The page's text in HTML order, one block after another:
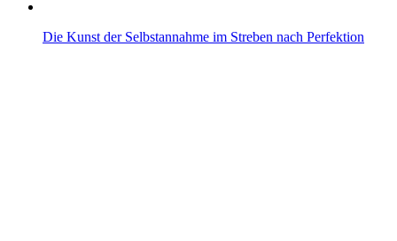
Die Kunst der Selbstannahme im Streben nach Perfektion